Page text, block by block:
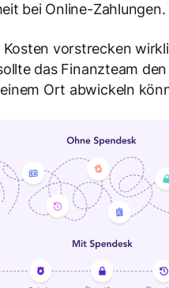
bei Online-Zahlungen.
vorstrecken
das Finanzteam
Ort abwickeln